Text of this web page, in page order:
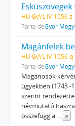
HU GyVL IV-1056-z
Parte deGyőr
Magánfelek
HU GyVL IV-1056-q
Parte deGyőr
Magánosok
ügyekben (1743 -
szerint
névmutató
összefügg a ... »